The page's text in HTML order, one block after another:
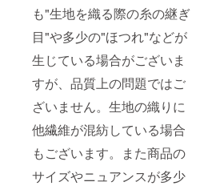
も"生地を織る際の糸の継ぎ
目"や多少の"ほつれ"などが
生じている場合がございま
すが、品質上の問題ではご
ざいません。生地の織りに
他繊維が混紡している場合
もございます。また商品の
サイズやニュアンスが多少